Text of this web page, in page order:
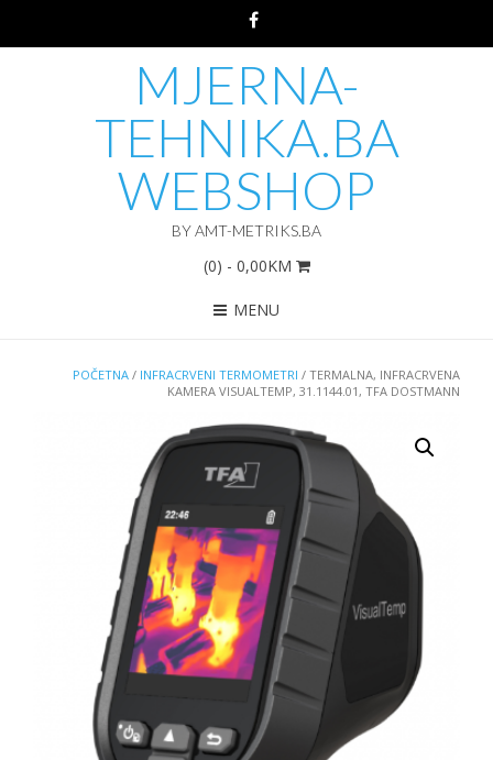
MJERNA-
TEHNIKA.BA
WEBSHOP
BY AMT-METRIKS.BA
(0) - 0,00KM
MENU
POČETNA / INFRACRVENI TERMOMETRI / TERMALNA, INFRACRVENA
KAMERA VISUALTEMP, 31.1144.01, TFA DOSTMANN